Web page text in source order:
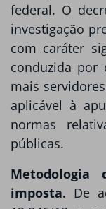
federal. O
investigação
com caráter
conduzida por
mais
aplicável à
normas
públicas.
imposta. De